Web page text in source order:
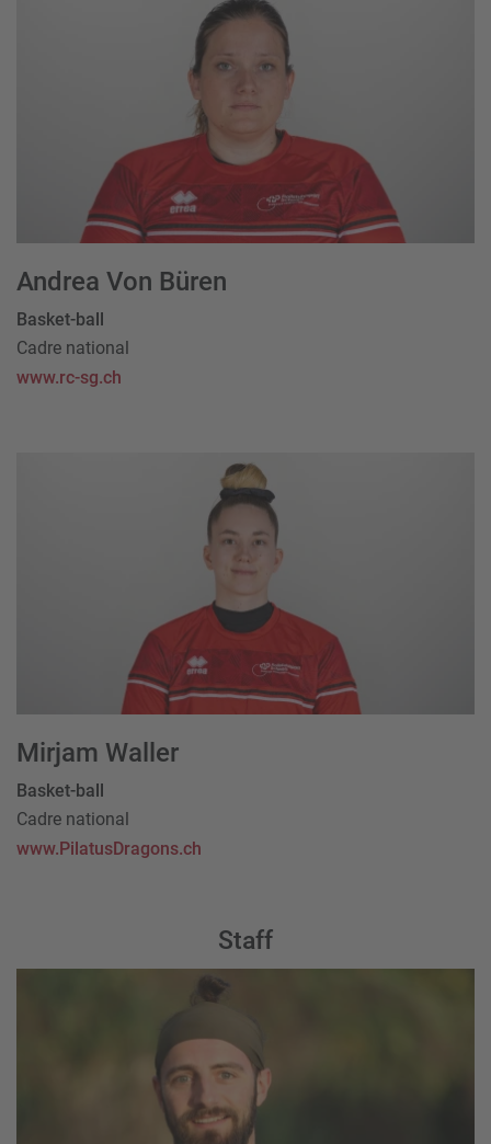
Andrea Von Büren
Basket-ball
Cadre national
www.rc-sg.ch
Mirjam Waller
Basket-ball
Cadre national
www.PilatusDragons.ch
Staff